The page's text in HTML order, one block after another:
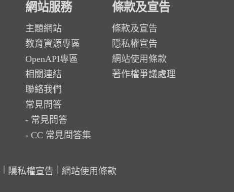
網站服務
主題網站
教育資源專區
OpenAPI專區
相關連結
聯絡我們
常見問答
常見問答
CC 常見問答集
條款及宣告
條款及宣告
隱私權宣告
網站使用條款
著作權爭議處理
隱私權宣告 網站使用條款